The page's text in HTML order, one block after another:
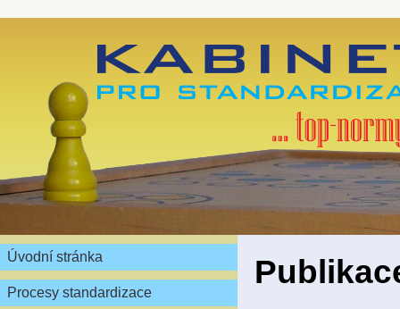
Úvodní stránka
Procesy standardizace